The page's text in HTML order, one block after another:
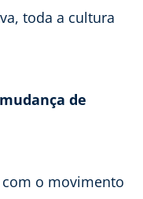
toda a cultura
de
o movimento